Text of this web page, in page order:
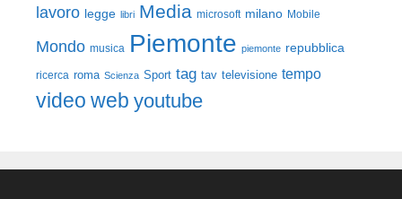
lavoro legge libri Media microsoft milano Mobile
Mondo musica Piemonte piemonte repubblica
ricerca roma Scienza Sport tag tav televisione tempo
video web youtube